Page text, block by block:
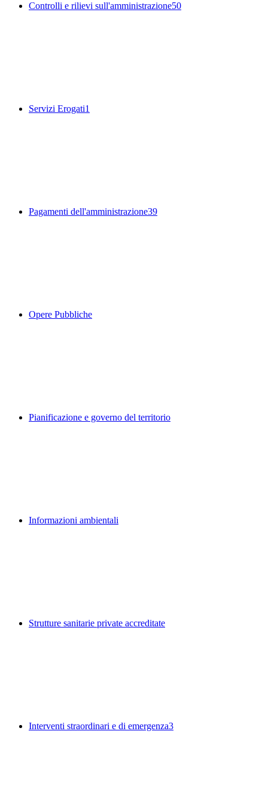
Controlli e rilievi sull'amministrazione50
Servizi Erogati1
Pagamenti dell'amministrazione39
Opere Pubbliche
Pianificazione e governo del territorio
Informazioni ambientali
Strutture sanitarie private accreditate
Interventi straordinari e di emergenza3